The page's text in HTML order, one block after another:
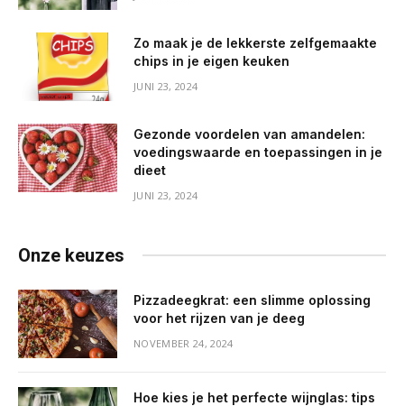
Zo maak je de lekkerste zelfgemaakte
chips in je eigen keuken
JUNI 23, 2024
Gezonde voordelen van amandelen:
voedingswaarde en toepassingen in je
dieet
JUNI 23, 2024
Onze keuzes
Pizzadeegkrat: een slimme oplossing
voor het rijzen van je deeg
NOVEMBER 24, 2024
Hoe kies je het perfecte wijnglas: tips